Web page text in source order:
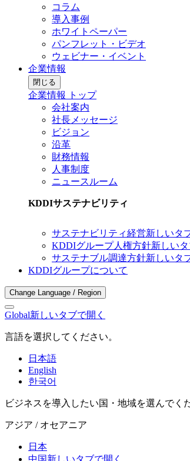
コラム
導入事例
ホワイトペーパー
パンフレット・ビデオ
ウェビナー・イベント
企業情報
閉じる
企業情報 トップ
会社案内
社長メッセージ
ビジョン
沿革
財務情報
人事制度
ニュースルーム
KDDIサステナビリティ
サステナビリティ経営新しいタ
KDDIグループ人権方針新しいタ
サステナブル調達方針新しいタ
KDDIグループについて
Change Language / Region
Global新しいタブで開く
言語を選択してください。
日本語
English
한국어
ビジネスを導入したい国・地域を選んでく
アジア / オセアニア
日本
中国新しいタブで開く